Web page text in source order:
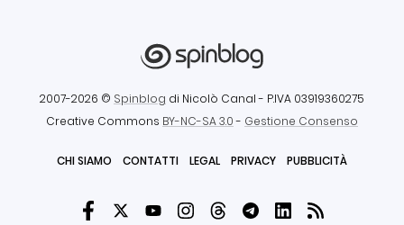
2007-2026 © Spinblog di Nicolò Canal - P.IVA 03919360275
Creative Commons BY-NC-SA 3.0- Gestione Consenso
CHI SIAMO CONTATTI LEGAL PRIVACY PUBBLICITÀ